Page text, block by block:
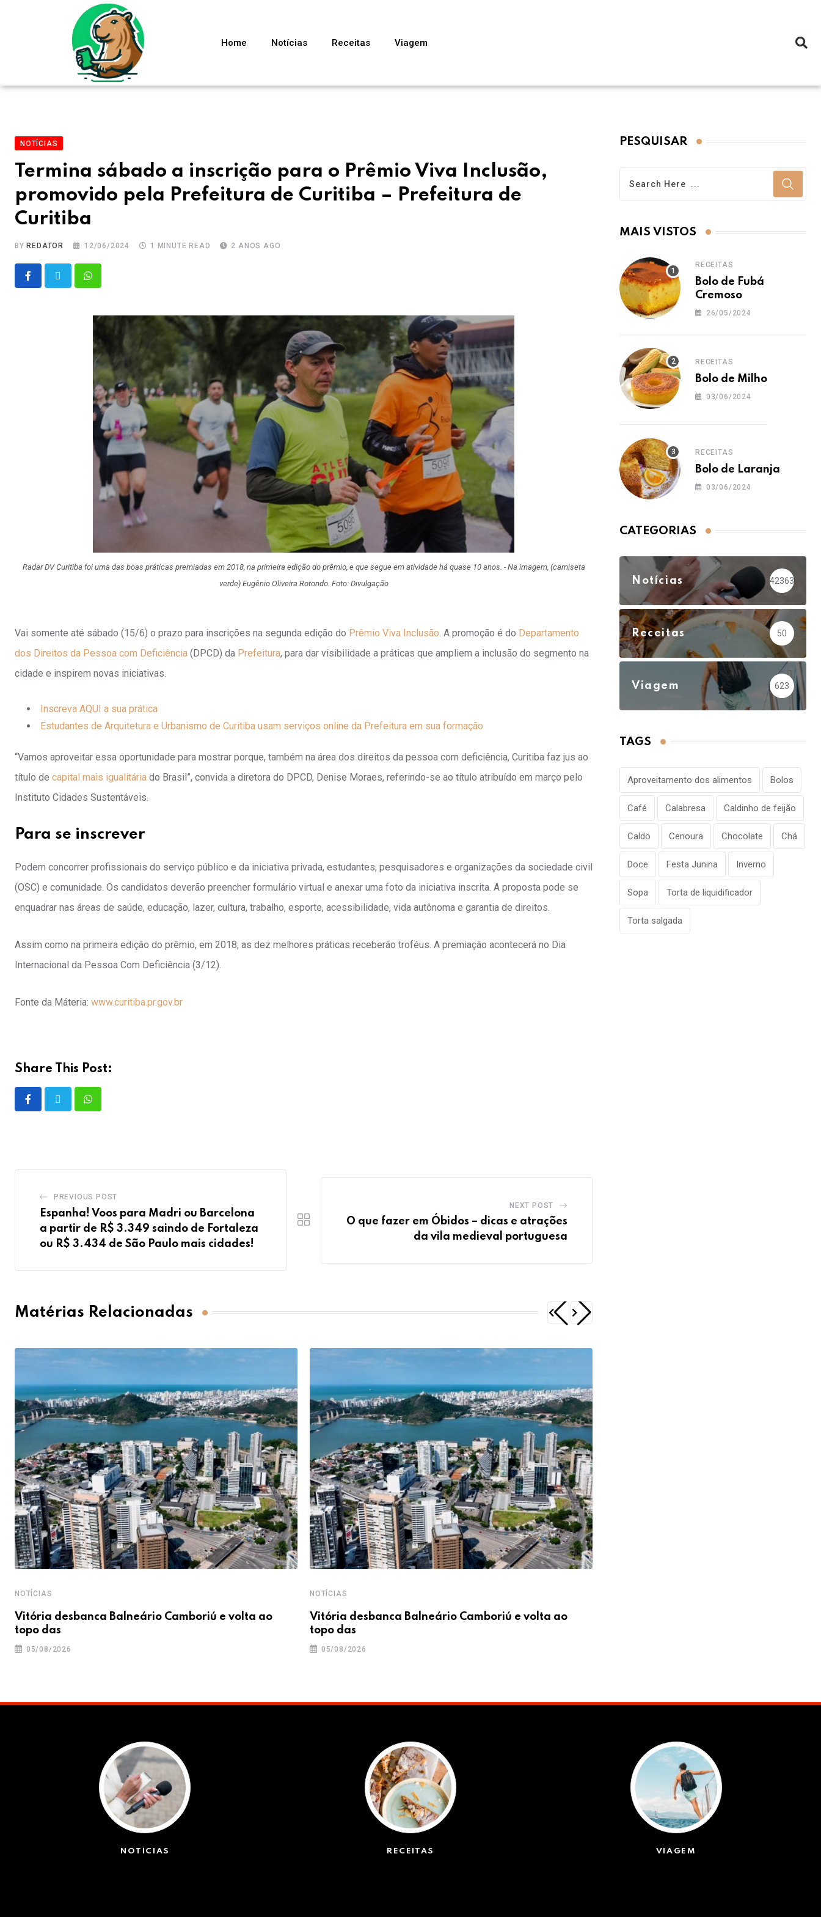
Home Notícias Receitas Viagem
NOTÍCIAS
Termina sábado a inscrição para o Prêmio Viva Inclusão,
promovido pela Prefeitura de Curitiba – Prefeitura de
Curitiba
BY REDATOR 12/06/2024 1 MINUTE READ 2 ANOS AGO
Radar DV Curitiba foi uma das boas práticas premiadas em 2018, na primeira edição do prêmio, e que segue em atividade há quase 10 anos. - Na imagem, (camiseta
verde) Eugênio Oliveira Rotondo. Foto: Divulgação
Vai somente até sábado (15/6) o prazo para inscrições na segunda edição do Prêmio Viva Inclusão. A promoção é do Departamento
dos Direitos da Pessoa com Deficiência (DPCD) da Prefeitura, para dar visibilidade a práticas que ampliem a inclusão do segmento na
cidade e inspirem novas iniciativas.
Inscreva AQUI a sua prática
Estudantes de Arquitetura e Urbanismo de Curitiba usam serviços online da Prefeitura em sua formação
“Vamos aproveitar essa oportunidade para mostrar porque, também na área dos direitos da pessoa com deficiência, Curitiba faz jus ao
título de capital mais igualitária do Brasil”, convida a diretora do DPCD, Denise Moraes, referindo-se ao título atribuído em março pelo
Instituto Cidades Sustentáveis.
Para se inscrever
Podem concorrer profissionais do serviço público e da iniciativa privada, estudantes, pesquisadores e organizações da sociedade civil
(OSC) e comunidade. Os candidatos deverão preencher formulário virtual e anexar uma foto da iniciativa inscrita. A proposta pode se
enquadrar nas áreas de saúde, educação, lazer, cultura, trabalho, esporte, acessibilidade, vida autônoma e garantia de direitos.
Assim como na primeira edição do prêmio, em 2018, as dez melhores práticas receberão troféus. A premiação acontecerá no Dia
Internacional da Pessoa Com Deficiência (3/12).
Fonte da Máteria: www.curitiba.pr.gov.br
Share This Post:
PREVIOUS POST
Espanha! Voos para Madri ou Barcelona
a partir de R$ 3.349 saindo de Fortaleza
ou R$ 3.434 de São Paulo mais cidades!
NEXT POST
O que fazer em Óbidos – dicas e atrações
da vila medieval portuguesa
Matérias Relacionadas
NOTÍCIAS
Vitória desbanca Balneário Camboriú e volta ao
topo das
05/08/2026
NOTÍCIAS
Vitória desbanca Balneário Camboriú e volta ao
topo das
05/08/2026
PESQUISAR
MAIS VISTOS
RECEITAS
Bolo de Fubá
Cremoso
26/05/2024
RECEITAS
Bolo de Milho
03/06/2024
RECEITAS
Bolo de Laranja
03/06/2024
CATEGORIAS
Notícias 42363
Receitas 50
Viagem 623
TAGS
Aproveitamento dos alimentos Bolos
Café Calabresa Caldinho de feijão
Caldo Cenoura Chocolate Chá
Doce Festa Junina Inverno
Sopa Torta de liquidificador
Torta salgada
NOTÍCIAS RECEITAS VIAGEM